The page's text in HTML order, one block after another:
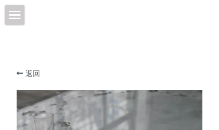
驻留艺术家Resident Artist
商店
活动快讯News and Events
返回